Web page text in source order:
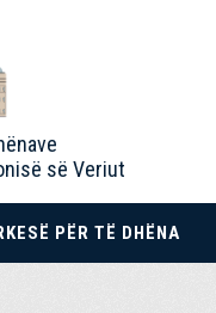
së Veriut
PËR TË DHËNA